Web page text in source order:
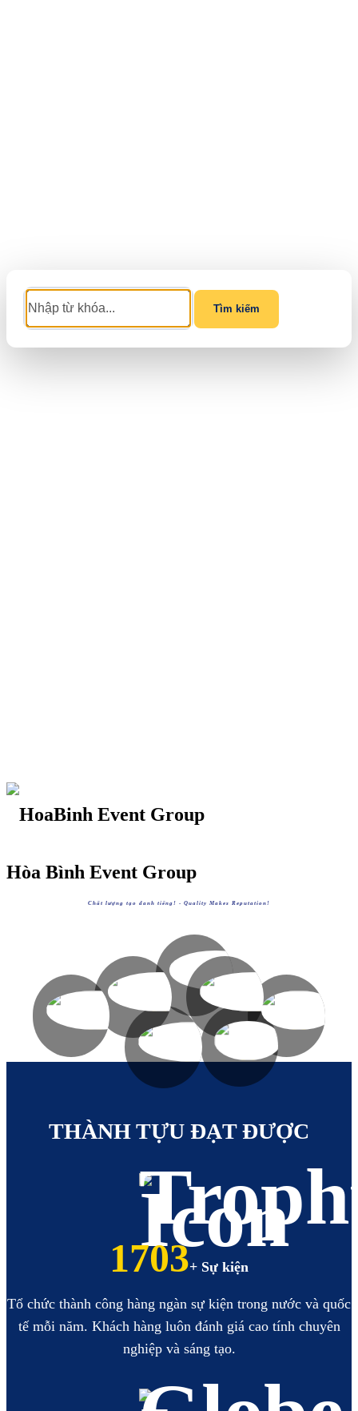
Tìm kiếm
Hòa Bình Event Group
Chất lượng tạo danh tiếng! - Quality Makes Reputation!
HOABINHEVENTS
https://hoabinhevents.com
HOABINHTOURIST
https://hoabinhtourist.com
HOABINHGROUP
https://hoabinh-group.com
HOABINHAIRLINES
https://hoabinhairlines.vnHOABINHBUS
HOABINHBOOKINGAVVIETNAM
THÀNH TỰU ĐẠT ĐƯỢC
2002+ Sự kiện
Tổ chức thành công hàng ngàn sự kiện trong nước và quốc
tế mỗi năm. Khách hàng luôn đánh giá cao tính chuyên
nghiệp và sáng tạo.